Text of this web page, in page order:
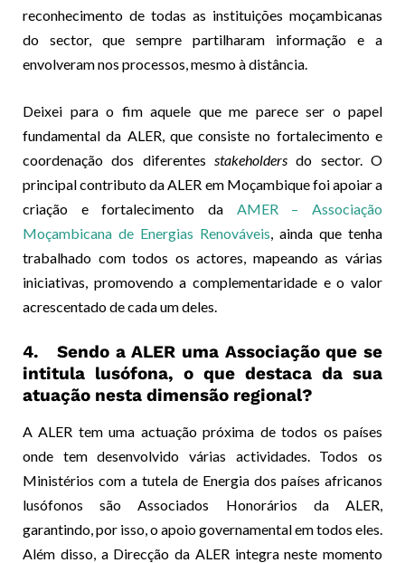
reconhecimento de todas as instituições moçambicanas
do sector, que sempre partilharam informação e a
envolveram nos processos, mesmo à distância.
Deixei para o fim aquele que me parece ser o papel
fundamental da ALER, que consiste no fortalecimento e
coordenação dos diferentes stakeholders do sector. O
principal contributo da ALER em Moçambique foi apoiar a
criação e fortalecimento da AMER – Associação
Moçambicana de Energias Renováveis, ainda que tenha
trabalhado com todos os actores, mapeando as várias
iniciativas, promovendo a complementaridade e o valor
acrescentado de cada um deles.
4. Sendo a ALER uma Associação que se
intitula lusófona, o que destaca da sua
atuação nesta dimensão regional?
A ALER tem uma actuação próxima de todos os países
onde tem desenvolvido várias actividades. Todos os
Ministérios com a tutela de Energia dos países africanos
lusófonos são Associados Honorários da ALER,
garantindo, por isso, o apoio governamental em todos eles.
Além disso, a Direcção da ALER integra neste momento